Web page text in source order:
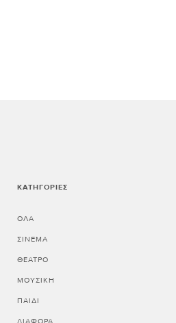
ΚΑΤΗΓΟΡΊΕΣ
ΌΛΑ
ΣΙΝΕΜΆ
ΘΈΑΤΡΟ
ΜΟΥΣΙΚΉ
ΠΑΙΔΊ
ΔΙΆΦΟΡΑ